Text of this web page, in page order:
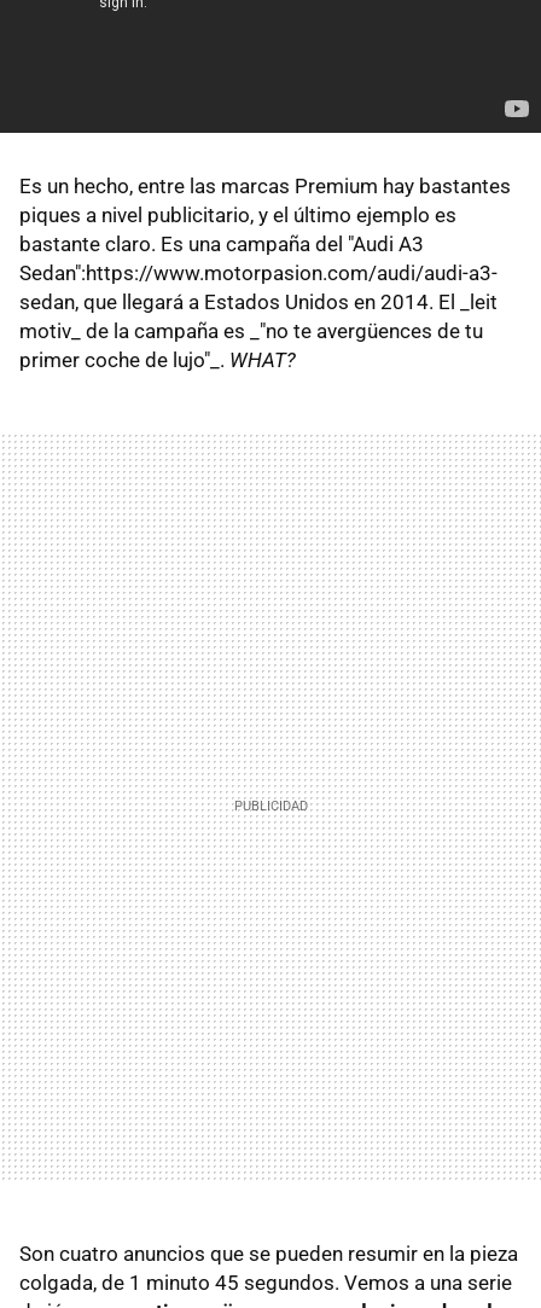
Es un hecho, entre las marcas Premium hay bastantes
piques a nivel publicitario, y el último ejemplo es
bastante claro. Es una campaña del "Audi A3
Sedan":https://www.motorpasion.com/audi/audi-a3-
sedan, que llegará a Estados Unidos en 2014. El _leit
motiv_ de la campaña es _"no te avergüences de tu
primer coche de lujo"_. WHAT?
Son cuatro anuncios que se pueden resumir en la pieza
colgada, de 1 minuto 45 segundos. Vemos a una serie